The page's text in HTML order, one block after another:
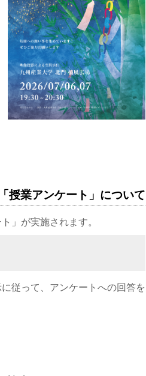
授業アンケート」について
」が実施されます。
従って、アンケートへの回答を